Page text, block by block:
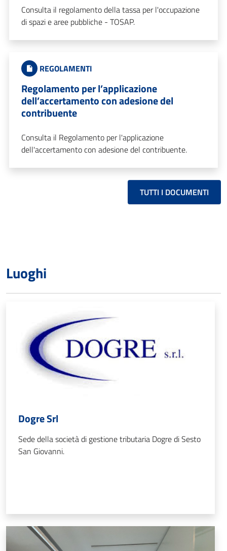
Consulta il regolamento della tassa per l'occupazione
di spazi e aree pubbliche - TOSAP.
REGOLAMENTI
Regolamento per l’applicazione
dell’accertamento con adesione del
contribuente
Consulta il Regolamento per l'applicazione
dell'accertamento con adesione del contribuente.
TUTTI I DOCUMENTI
Luoghi
Dogre Srl
Sede della società di gestione tributaria Dogre di Sesto
San Giovanni.